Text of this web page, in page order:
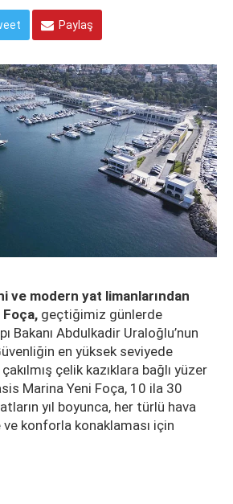
Paylaş
ve modern yat limanlarından
Foça, geçtiğimiz günlerde
Bakanı Abdulkadir Uraloğlu’nun
en yüksek seviyede
çelik kazıklara bağlı yüzer
Marina Yeni Foça, 10 ila 30
yıl boyunca, her türlü hava
konforla konaklaması için